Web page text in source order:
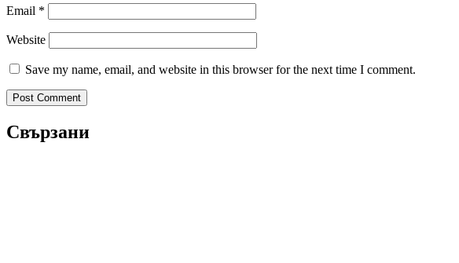
Email *
Website
Save my name, email, and website in this browser for the next time I comment.
Свързани